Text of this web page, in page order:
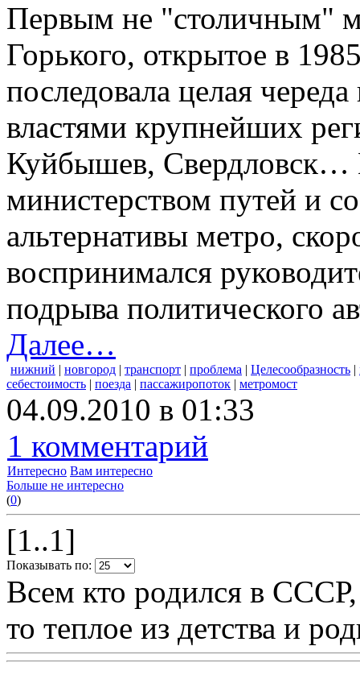
Первым не "столичным"
Горького, открытое в
последовала целая
властями крупнейших
Куйбышев, Свердловск…
министерством путей и
альтернативы метро,
воспринимался
подрыва политического
Далее…
нижний | новгород | транспорт | проблема | Целесообразность |
себестоимость | поезда | пассажиропоток | метромост
04.09.2010 в 01:33
1 комментарий
Интересно Вам интересно
Больше не интересно
(0)
[1..1]
Показывать по:
Всем кто родился в
то теплое из детства и